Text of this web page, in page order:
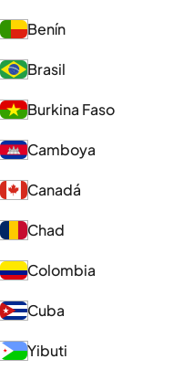
Benín
Brasil
Burkina Faso
Camboya
Canadá
Chad
Colombia
Cuba
Yibuti